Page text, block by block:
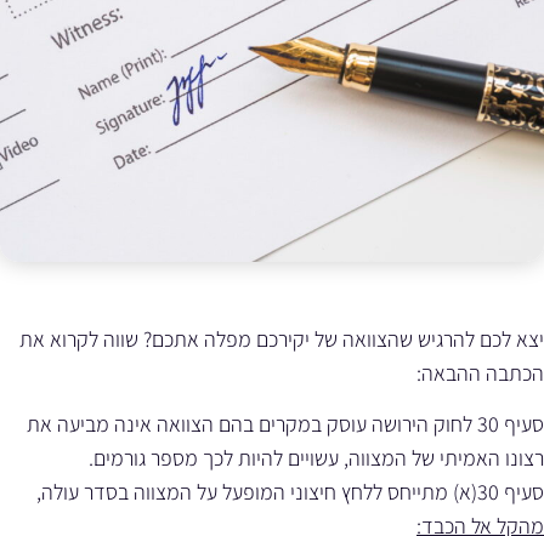
יצא לכם להרגיש שהצוואה של יקירכם מפלה אתכם? שווה לקרוא את
הכתבה ההבאה:
סעיף 30 לחוק הירושה עוסק במקרים בהם הצוואה אינה מביעה את
רצונו האמיתי של המצווה, עשויים להיות לכך מספר גורמים.
סעיף 30(א) מתייחס ללחץ חיצוני המופעל על המצווה בסדר עולה,
מהקל אל הכבד: